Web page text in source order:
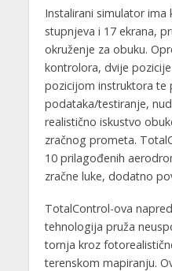
Instalirani simulator
stupnjeva i 17 ekrana,
okruženje za obuku.
kontrolora, dvije
pozicijom instruktora te
podataka/testiranje,
realistično iskustvo
zračnog prometa.
10 prilagođenih
zračne luke, dodatno
TotalControl-ova
tehnologija pruža
tornja kroz
terenskom mapiranju.